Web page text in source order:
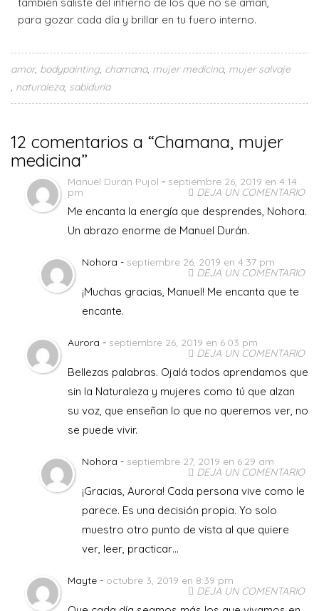
para gozar cada día y brillar en tu fuero interno.
amor bodypainting chamana mujer medicina mujer salvaje
naturaleza sabiduría
12 comentarios a “Chamana, mujer
medicina”
Manuel Durán Pujol - septiembre 26, 2019 en 4:14
pm
DEJA UN COMENTARIO
Me encanta la energía que desprendes, Nohora.
Un abrazo enorme de Manuel Durán.
Nohora - septiembre 26, 2019 en 4:37 pm
DEJA UN COMENTARIO
¡Muchas gracias, Manuel! Me encanta que te
encante.
Aurora - septiembre 26, 2019 en 6:03 pm
DEJA UN COMENTARIO
Bellezas palabras. Ojalá todos aprendamos que
sin la Naturaleza y mujeres como tú que alzan
su voz, que enseñan lo que no queremos ver, no
se puede vivir.
Nohora - septiembre 27, 2019 en 6:29 am
DEJA UN COMENTARIO
¡Gracias, Aurora! Cada persona vive como le
parece. Es una decisión propia. Yo solo
muestro otro punto de vista al que quiere
ver, leer, practicar…
Mayte - octubre 3, 2019 en 8:39 pm
DEJA UN COMENTARIO